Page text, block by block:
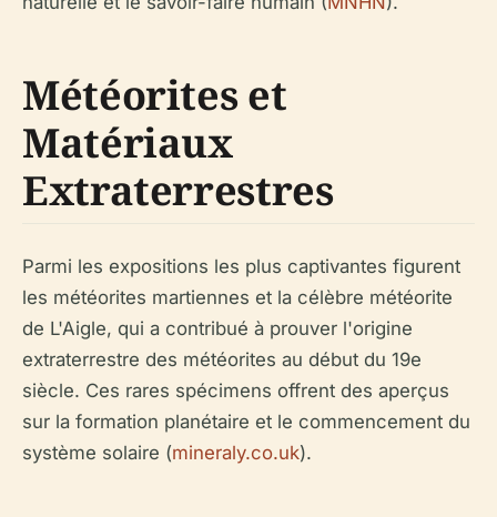
Météorites et
Matériaux
Extraterrestres
Parmi les expositions les plus captivantes figurent
les météorites martiennes et la célèbre météorite
de L'Aigle, qui a contribué à prouver l'origine
extraterrestre des météorites au début du 19e
siècle. Ces rares spécimens offrent des aperçus
sur la formation planétaire et le commencement du
système solaire (mineraly.co.uk).